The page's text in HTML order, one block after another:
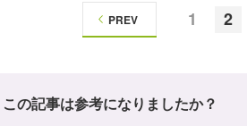
1 2
PREV
この記事は参考になりましたか？